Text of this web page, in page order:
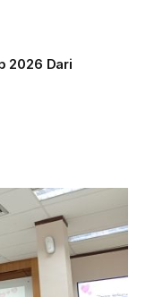
2026 Dari